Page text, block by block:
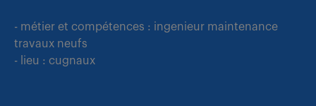
- métier et compétences : ingenieur maintenance
travaux neufs
- lieu : cugnaux